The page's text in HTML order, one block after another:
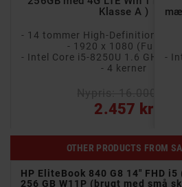
IPS-skærm
- AMD Ryzen 3 5400U 2.6 GHz (4 GHz Turbo)
Klasse A )
- 1920 x 1080 (Full HD)
- 4 kerner
2.457 kr
OTHER PRODUCTS FROM
HP EliteBook 840 G8 14" FHD
256 GB W11P (brugt med små